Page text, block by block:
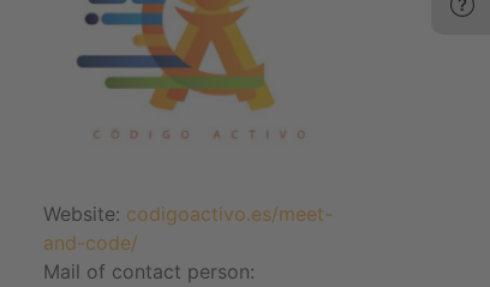
Website: codigoactivo.es/meet-
and-code/
Mail of contact person: